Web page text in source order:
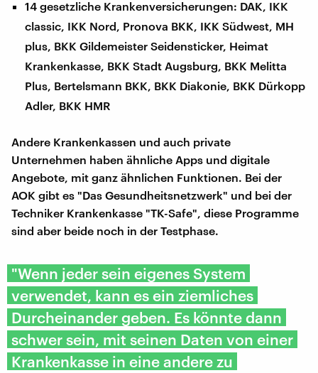
14 gesetzliche Krankenversicherungen: DAK, IKK
classic, IKK Nord, Pronova BKK, IKK Südwest, MH
plus, BKK Gildemeister Seidensticker, Heimat
Krankenkasse, BKK Stadt Augsburg, BKK Melitta
Plus, Bertelsmann BKK, BKK Diakonie, BKK Dürkopp
Adler, BKK HMR
Andere Krankenkassen und auch private
Unternehmen haben ähnliche Apps und digitale
Angebote, mit ganz ähnlichen Funktionen. Bei der
AOK gibt es "Das Gesundheitsnetzwerk" und bei der
Techniker Krankenkasse "TK-Safe", diese Programme
sind aber beide noch in der Testphase.
"Wenn jeder sein eigenes System
verwendet, kann es ein ziemliches
Durcheinander geben. Es könnte dann
schwer sein, mit seinen Daten von einer
Krankenkasse in eine andere zu